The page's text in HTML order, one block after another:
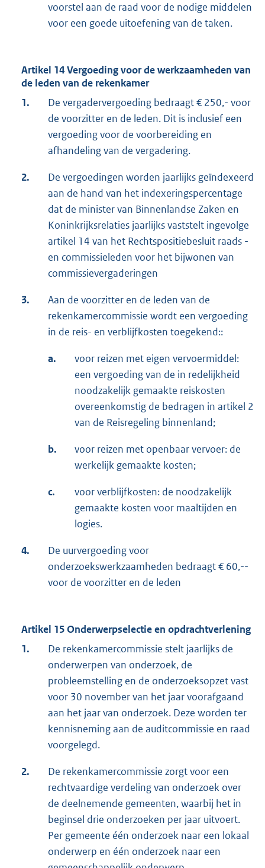
voorstel aan de raad voor de nodige middelen
voor een goede uitoefening van de taken.
Artikel 14 Vergoeding voor de werkzaamheden van
de leden van de rekenkamer
1.
De vergadervergoeding bedraagt € 250,- voor
de voorzitter en de leden. Dit is inclusief een
vergoeding voor de voorbereiding en
afhandeling van de vergadering.
2.
De vergoedingen worden jaarlijks geïndexeerd
aan de hand van het indexeringspercentage
dat de minister van Binnenlandse Zaken en
Koninkrijksrelaties jaarlijks vaststelt ingevolge
artikel 14 van het Rechtspositiebesluit raads -
en commissieleden voor het bijwonen van
commissievergaderingen
3.
Aan de voorzitter en de leden van de
rekenkamercommissie wordt een vergoeding
in de reis- en verblijfkosten toegekend::
a.
voor reizen met eigen vervoermiddel:
een vergoeding van de in redelijkheid
noodzakelijk gemaakte reiskosten
overeenkomstig de bedragen in artikel 2
van de Reisregeling binnenland;
b.
voor reizen met openbaar vervoer: de
werkelijk gemaakte kosten;
c.
voor verblijfkosten: de noodzakelijk
gemaakte kosten voor maaltijden en
logies.
4.
De uurvergoeding voor
onderzoekswerkzaamheden bedraagt € 60,--
voor de voorzitter en de leden
Artikel 15 Onderwerpselectie en opdrachtverlening
1.
De rekenkamercommissie stelt jaarlijks de
onderwerpen van onderzoek, de
probleemstelling en de onderzoeksopzet vast
voor 30 november van het jaar voorafgaand
aan het jaar van onderzoek. Deze worden ter
kennisneming aan de auditcommissie en raad
voorgelegd.
2.
De rekenkamercommissie zorgt voor een
rechtvaardige verdeling van onderzoek over
de deelnemende gemeenten, waarbij het in
beginsel drie onderzoeken per jaar uitvoert.
Per gemeente één onderzoek naar een lokaal
onderwerp en één onderzoek naar een